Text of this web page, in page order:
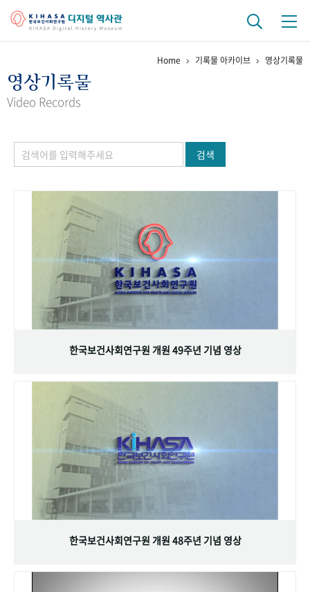
걸어온 길 기관 변천사
정책과 연구 키워드로 보는 연구 역사
연구자들
기록물 아카이브
사진 아카이브 문서 기록물 행정박물 영상 기록물
주년 기념
성과 50선 숫자로 보는 50년
VR 역사관
Home 기록물 아카이브 영상기록물
영상기록물
Video Records
검색
한국보건사회연구원 개원 49주년 기념 영상
한국보건사회연구원 개원 48주년 기념 영상